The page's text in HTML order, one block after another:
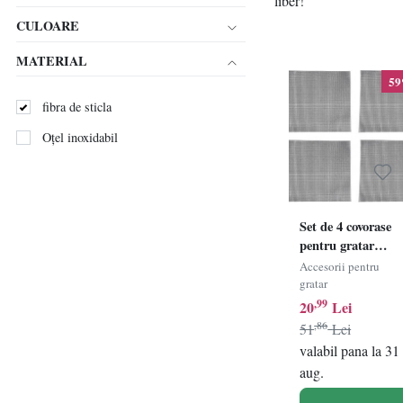
CULOARE
MATERIAL
fibra de sticla
Oțel inoxidabil
Set de 4 covorase
pentru gratar
Coairrwy, fibra de
sticla, negru, 40 x
33 cm
Accesorii pentru
gratar
20,99 Lei
51,86 Lei
valabil pana la 31
aug.